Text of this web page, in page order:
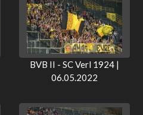
BVB II - SC Verl 1924 |
06.05.2022